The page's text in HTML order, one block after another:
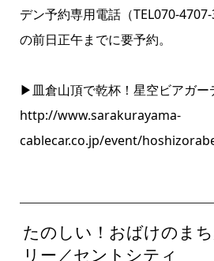
デン予約専用電話（TEL070-
の前日正午までに要予約。
▶皿倉山頂で乾杯！星空ビアガ
http://www.sarakurayama-
cablecar.co.jp/event/
たのしい！おばけのま
リー／セントシティ